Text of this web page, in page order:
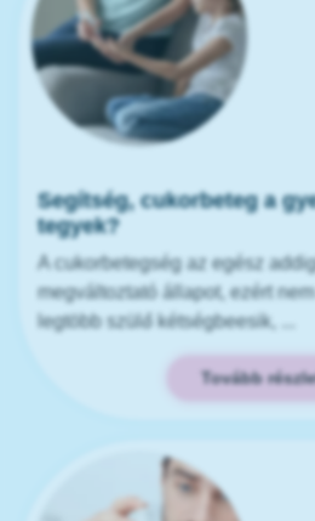
Segítség, cukorbeteg a
tegyek?
A cukorbetegség az egész
megváltoztató állapot, ezért
legtöbb szülő kétségbeesik, ...
Tovább